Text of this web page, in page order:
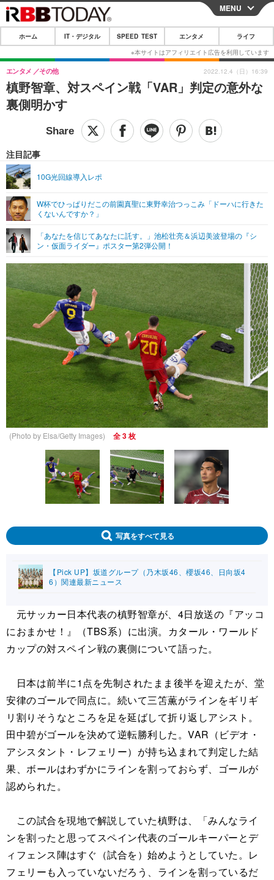
CLOSE
ホーム
IT・デジタル
IT・デジタルTOP スマートフォン
ネタ
ショッピング その他
SPEED TEST
エンタメTOP 映画・ドラマ
グラビア
ショッピング その他
ライフTOP
その他
リリース一覧
プッシュ通知の停止方法
MENU
ホーム IT・デジタル SPEED TEST エンタメ ライフ
槙野智章、対スペイン戦「VAR」判定の意外な
裏側明かす
エンタメ その他
注目記事
10G光回線導入レポ
W杯でひっぱりだこの前園真聖に東野幸治つっこみ「ドーハに行きた
くないんですか？」
「あなたを信じてあなたに託す。」池松壮亮＆浜辺美波登場の『シ
ン・仮面ライダー』ポスター第2弾公開！
2022.12.4（日）16:39
(Photo by Elsa/Getty Images) 全 3 枚
写真をすべて見る
【Pick UP】坂道グループ（乃木坂46、櫻坂46、日向坂4
6）関連最新ニュース
元サッカー日本代表の槙野智章が、4日放送の『アッコ
におまかせ！』（TBS系）に出演。カタール・ワールド
カップの対スペイン戦の裏側について語った。
日本は前半に1点を先制されたまま後半を迎えたが、堂
安律のゴールで同点に。続いて三笘薫がラインをギリギ
リ割りそうなところを足を延ばして折り返しアシスト。
田中碧がゴールを決めて逆転勝利した。VAR（ビデオ・
アシスタント・レフェリー）が持ち込まれて判定した結
果、ボールはわずかにラインを割っておらず、ゴールが
認められた。
この試合を現地で解説していた槙野は、「みんなライ
ンを割ったと思ってスペイン代表のゴールキーパーとデ
ィフェンス陣はすぐ（試合を）始めようとしていた。レ
フェリーも入っていないだろう、ラインを割っているだ